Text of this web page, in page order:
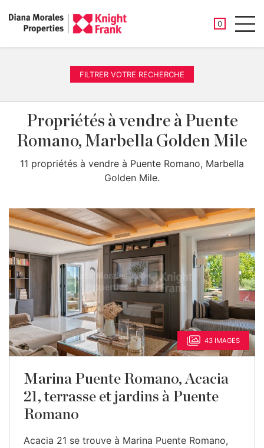
0
FILTRER VOTRE RECHERCHE
Propriétés à vendre à Puente
Romano, Marbella Golden Mile
11 propriétés à vendre à Puente Romano, Marbella
Golden Mile.
43 IMAGES
Marina Puente Romano, Acacia
21, terrasse et jardins à Puente
Romano
Acacia 21 se trouve à Marina Puente Romano,